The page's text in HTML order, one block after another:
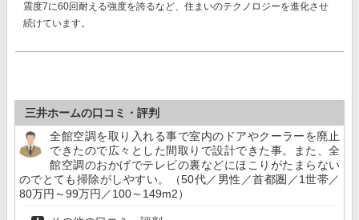
震度7に60回耐える強度を誇るなど、住まいのテクノロジーを進化させ
続けています。
三井ホームの口コミ・評判
全館空調を取り入れる事で室内のドアやクーラーを廃止
できたので広々とした間取りで設計できた事。また、全
館空調のおかげでテレビの裏などにほこりがたまらない
のでとても掃除がしやすい。（50代／男性／首都圏／1世帯／
80万円～99万円／100～149m2）